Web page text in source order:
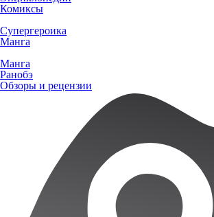
Комиксы
Супергероика
Манга
Манга
Ранобэ
Обзоры и рецензии